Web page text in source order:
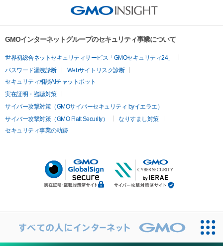
GMOインターネットグループのセキュリティ事業について
世界初総合ネットセキュリティサービス「GMOセキュリティ24」
パスワード漏洩診断
Webサイトリスク診断
セキュリティ相談AIチャットボット
実在証明・盗聴対策
サイバー攻撃対策（GMOサイバーセキュリティ byイエラエ）
サイバー攻撃対策（GMO Flatt Security）
なりすまし対策
セキュリティ事業の軌跡